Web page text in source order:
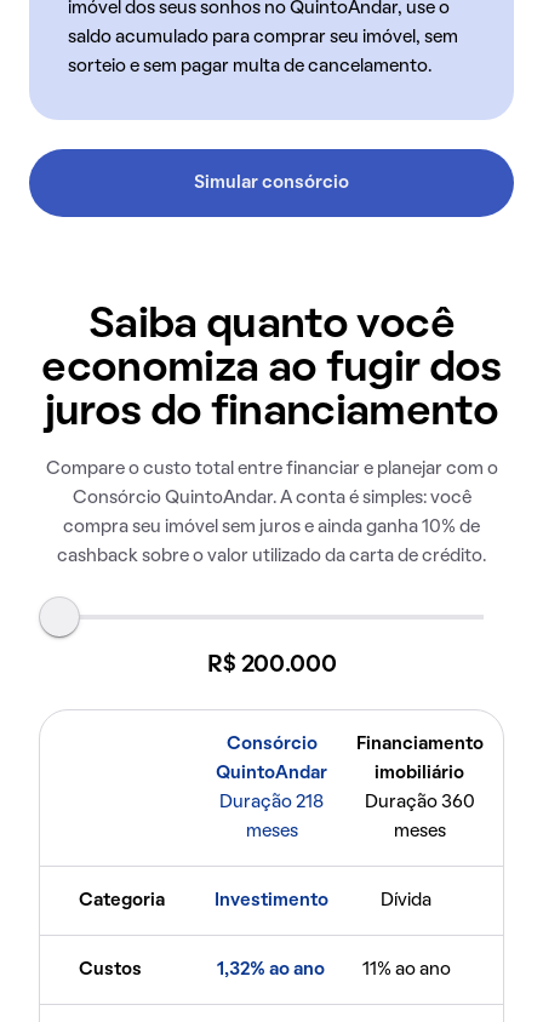
imóvel dos seus sonhos no QuintoAndar, use o
saldo acumulado para comprar seu imóvel, sem
sorteio e sem pagar multa de cancelamento.
Simular consórcio
Saiba quanto você
economiza ao fugir dos
juros do financiamento
Compare o custo total entre financiar e planejar com o
Consórcio QuintoAndar. A conta é simples: você
compra seu imóvel sem juros e ainda ganha 10% de
cashback sobre o valor utilizado da carta de crédito.
R$ 200.000
Consórcio
QuintoAndar
Duração 218
meses
Financiamento
imobiliário
Duração 360
meses
Categoria Investimento Dívida
Custos 1,32% ao ano 11% ao ano